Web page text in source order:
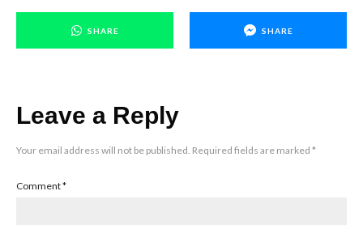
SHARE SHARE
Leave a Reply
Your email address will not be published. Required fields are marked *
Comment*